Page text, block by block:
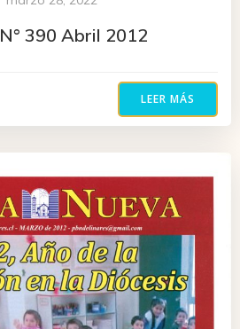
390 Abril 2012
LEER MÁS